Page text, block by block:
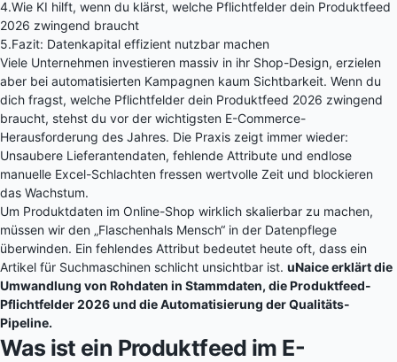
4.Wie KI hilft, wenn du klärst, welche Pflichtfelder dein Produktfeed
2026 zwingend braucht
5.Fazit: Datenkapital effizient nutzbar machen
Viele Unternehmen investieren massiv in ihr Shop-Design, erzielen
aber bei automatisierten Kampagnen kaum Sichtbarkeit. Wenn du
dich fragst, welche Pflichtfelder dein Produktfeed 2026 zwingend
braucht, stehst du vor der wichtigsten E-Commerce-
Herausforderung des Jahres. Die Praxis zeigt immer wieder:
Unsaubere Lieferantendaten, fehlende Attribute und endlose
manuelle Excel-Schlachten fressen wertvolle Zeit und blockieren
das Wachstum.
Um Produktdaten im Online-Shop wirklich skalierbar zu machen,
müssen wir den „Flaschenhals Mensch“ in der Datenpflege
überwinden. Ein fehlendes Attribut bedeutet heute oft, dass ein
Artikel für Suchmaschinen schlicht unsichtbar ist. uNaice erklärt die
Umwandlung von Rohdaten in Stammdaten, die Produktfeed-
Pflichtfelder 2026 und die Automatisierung der Qualitäts-
Pipeline.
Was ist ein Produktfeed im E-